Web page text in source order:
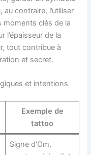
contraire, l’utiliser
moments clés de la
l’épaisseur de la
tout contribue à
et secret.
et intentions
Exemple de
tattoo
Signe d’Om,